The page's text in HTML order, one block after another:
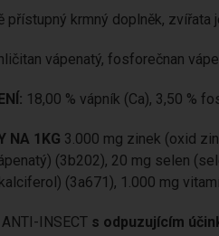
přístupný krmný doplněk,
vápenatý, fosforečnan
18,00 % vápník (Ca), 3,50 %
NA 1KG 3.000 mg zinek (oxid
(3b202), 20 mg selen
(3a671), 1.000 mg
INSECT s odpuzujícím